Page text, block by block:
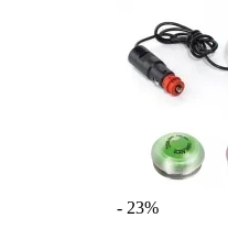
- 23%